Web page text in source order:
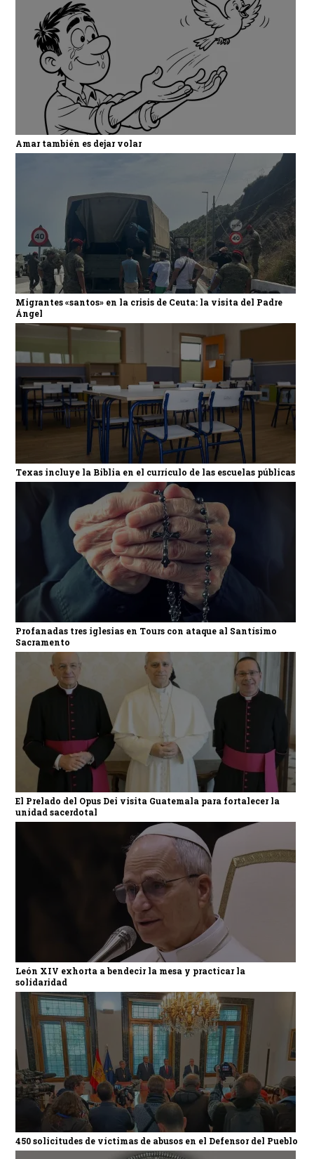
Amar también es dejar volar
Migrantes «santos» en la crisis de Ceuta: la visita del Padre
Ángel
Texas incluye la Biblia en el currículo de las escuelas públicas
Profanadas tres iglesias en Tours con ataque al Santísimo
Sacramento
El Prelado del Opus Dei visita Guatemala para fortalecer la
unidad sacerdotal
León XIV exhorta a bendecir la mesa y practicar la
solidaridad
450 solicitudes de víctimas de abusos en el Defensor del Pueblo